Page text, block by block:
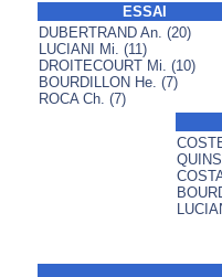
ESSAI
DUBERTRAND An. (20)
LUCIANI Mi. (11)
DROITECOURT Mi. (10)
BOURDILLON He. (7)
ROCA Ch. (7)